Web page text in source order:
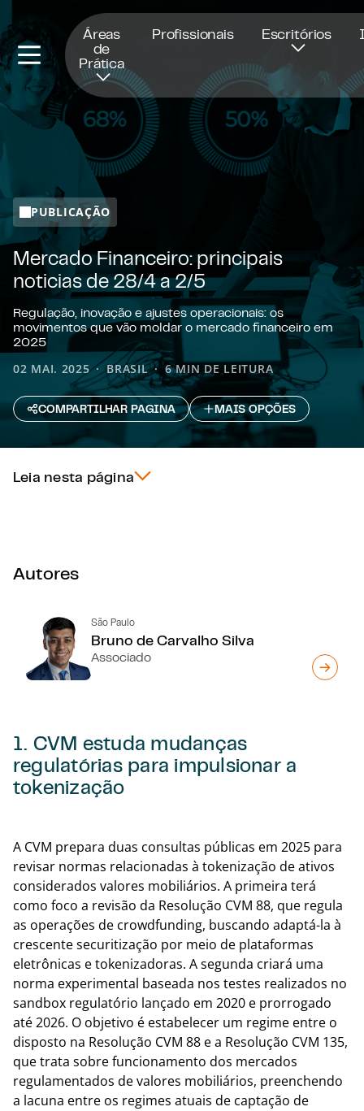
Áreas
de
Prática
Profissionais Escritórios
PUBLICAÇÃO
Mercado Financeiro: principais
noticias de 28/4 a 2/5
Regulação, inovação e ajustes operacionais: os
movimentos que vão moldar o mercado financeiro em
2025
02 MAI. 2025 BRASIL 6 MIN DE LEITURA
COMPARTILHAR PAGINA MAIS OPÇÕES
Leia nesta página
Autores
São Paulo
Bruno de Carvalho Silva
Associado
1. CVM estuda mudanças
regulatórias para impulsionar a
tokenização
A CVM prepara duas consultas públicas em 2025 para
revisar normas relacionadas à tokenização de ativos
considerados valores mobiliários. A primeira terá
como foco a revisão da Resolução CVM 88, que regula
as operações de crowdfunding, buscando adaptá-la à
crescente securitização por meio de plataformas
eletrônicas e tokenizadoras. A segunda criará uma
norma experimental baseada nos testes realizados no
sandbox regulatório lançado em 2020 e prorrogado
até 2026. O objetivo é estabelecer um regime entre o
disposto na Resolução CVM 88 e a Resolução CVM 135,
que trata sobre funcionamento dos mercados
regulamentados de valores mobiliários, preenchendo
a lacuna entre os regimes atuais de captação de
Abre numa nova janela